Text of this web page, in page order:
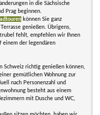
in die Sächsische
Prag beginnen.
können Sie ganz
genießen. Übrigens,
fehlt, empfehlen wir Ihnen
einem der legendären
Schweiz richtig genießen können,
gemütlichen Wohnung zur
nach Personenzahl und
besteht aus einem
mit Dusche und WC,